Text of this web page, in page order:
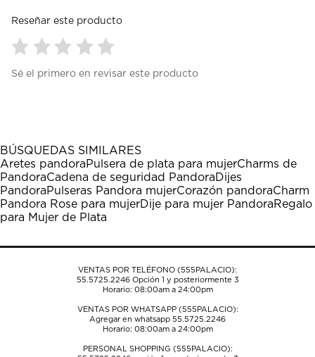
Reseñar este producto
para
1
estrella
Esta
acción
abrirá
el
formulario
envío.
para
estrellas.
Esta
acción
abrirá
el
formulario
envío.
para
estrellas.
Esta
acción
abrirá
el
formulario
envío.
para
estrellas.
Esta
acción
abrirá
el
formulario
envío.
para
estrellas.
Esta
acción
abrirá
el
formulario
envío.
Sé el primero en revisar este producto
BÚSQUEDAS SIMILARES
Aretes pandoraPulsera de plata para mujerCharms de
PandoraCadena de seguridad Pandora Dijes
PandoraPulseras Pandora mujerCorazón pandoraCharm
Pandora Rose para mujerDije para mujer PandoraRegalo
para Mujer de Plata
VENTAS POR TELÉFONO (555PALACIO):
55.5725.2246Opción 1 y posteriormente 3
Horario: 08:00am a 24:00pm
VENTAS POR WHATSAPP (555PALACIO):
Agregar en whatsapp 55.5725.2246
Horario: 08:00am a 24:00pm
PERSONAL SHOPPING (555PALACIO):